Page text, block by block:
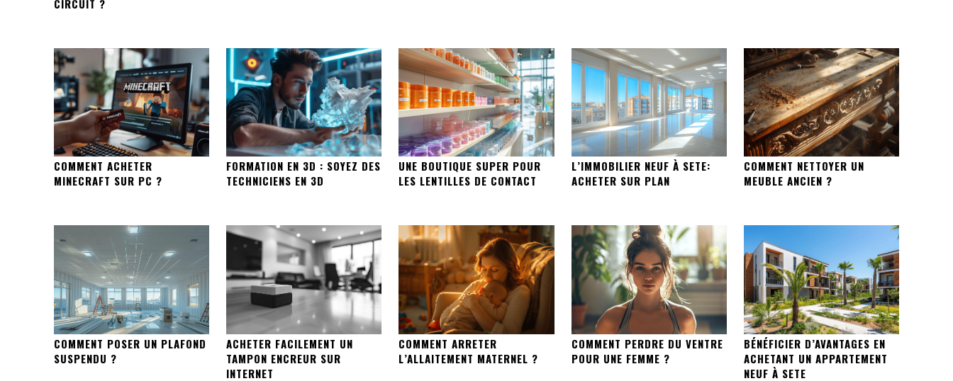
CIRCUIT ?
COMMENT ACHETER
MINECRAFT SUR PC ?
FORMATION EN 3D : SOYEZ DES
TECHNICIENS EN 3D
UNE BOUTIQUE SUPER POUR
LES LENTILLES DE CONTACT
L’IMMOBILIER NEUF À SETE:
ACHETER SUR PLAN
COMMENT NETTOYER UN
MEUBLE ANCIEN ?
COMMENT POSER UN PLAFOND
SUSPENDU ?
ACHETER FACILEMENT UN
TAMPON ENCREUR SUR
INTERNET
COMMENT ARRETER
L’ALLAITEMENT MATERNEL ?
COMMENT PERDRE DU VENTRE
POUR UNE FEMME ?
BÉNÉFICIER D’AVANTAGES EN
ACHETANT UN APPARTEMENT
NEUF À SETE